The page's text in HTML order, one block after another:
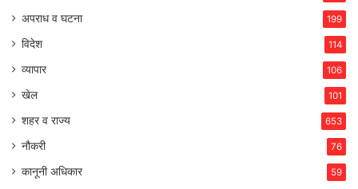
अपराध व घटना 199
विदेश 114
व्यापार 106
खेल 101
शहर व राज्य 653
नौकरी 76
कानूनी अधिकार 59